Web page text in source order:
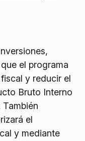
el programa
y reducir el
Bruto Interno
el
y mediante